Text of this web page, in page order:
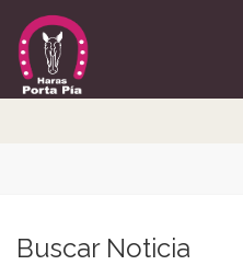
Buscar Noticia